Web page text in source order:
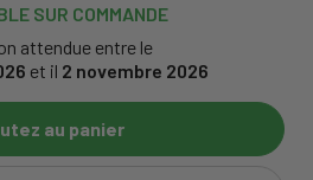
SUR COMMANDE
attendue entre le
et il 2 novembre 2026
au panier